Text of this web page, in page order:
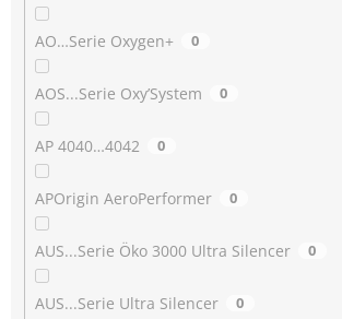
AO…Serie Oxygen+ 0
AOS...Serie Oxy’System 0
AP 4040…4042 0
APOrigin AeroPerformer 0
AUS...Serie Öko 3000 Ultra Silencer 0
AUS...Serie Ultra Silencer 0